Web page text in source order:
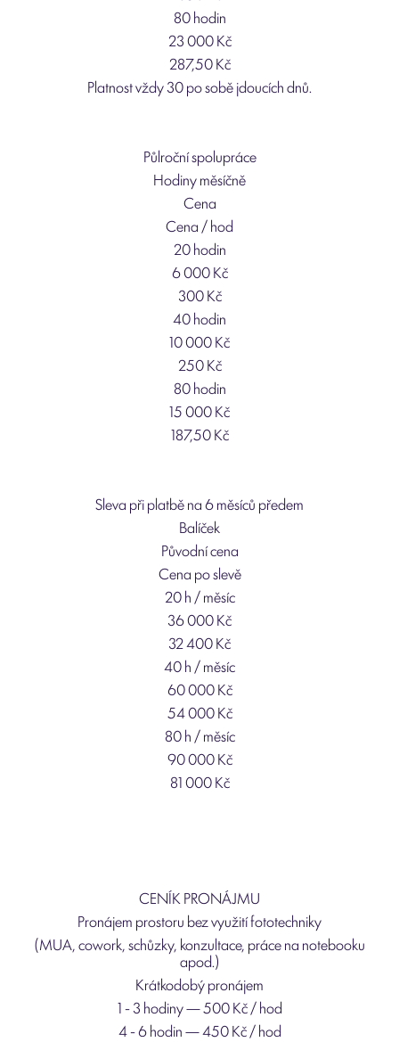
80 hodin
23 000 Kč
287,50 Kč
Platnost vždy 30 po sobě jdoucích dnů.
Půlroční spolupráce
Hodiny měsíčně
Cena
Cena / hod
20 hodin
6 000 Kč
300 Kč
40 hodin
10 000 Kč
250 Kč
80 hodin
15 000 Kč
187,50 Kč
Sleva při platbě na 6 měsíců předem
Balíček
Původní cena
Cena po slevě
20 h / měsíc
36 000 Kč
32 400 Kč
40 h / měsíc
60 000 Kč
54 000 Kč
80 h / měsíc
90 000 Kč
81 000 Kč
CENÍK PRONÁJMU
Pronájem prostoru bez využití fototechniky
(MUA, cowork, schůzky, konzultace, práce na notebooku
apod.)
Krátkodobý pronájem
1 - 3 hodiny — 500 Kč / hod
4 - 6 hodin — 450 Kč / hod